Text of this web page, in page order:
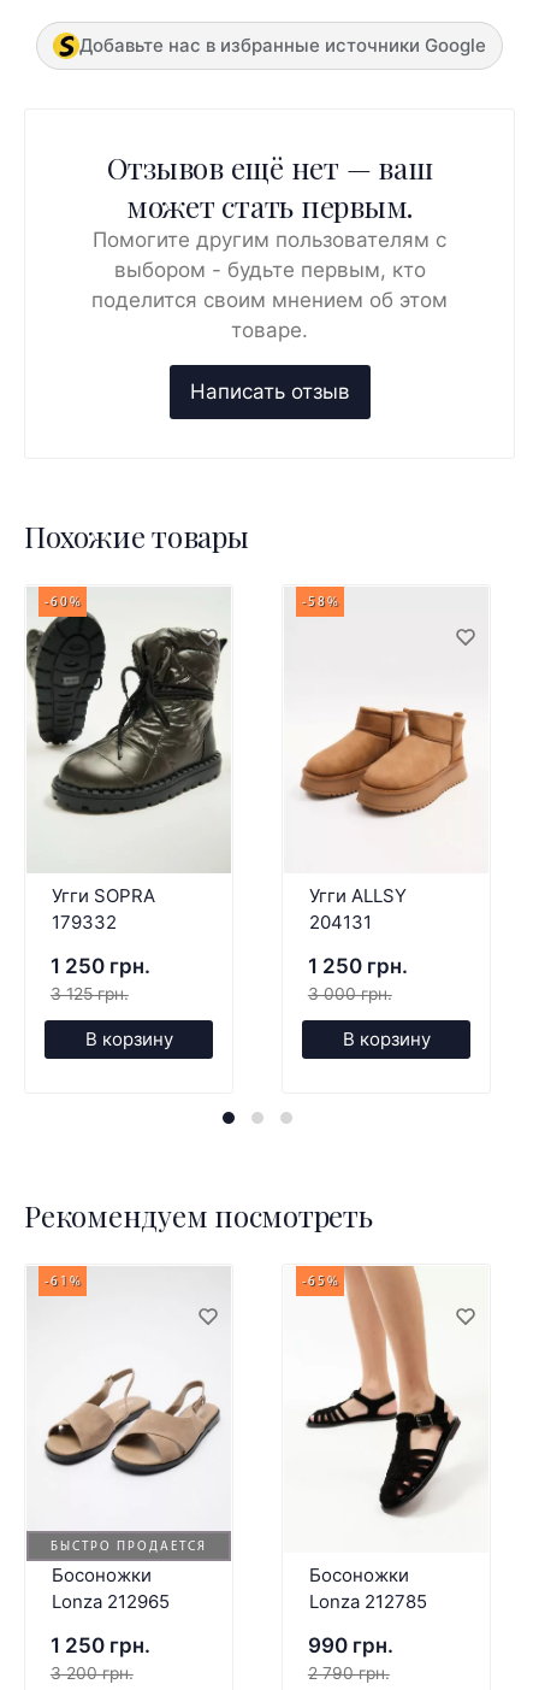
Добавьте нас в избранные источники Google
Отзывов ещё нет — ваш
может стать первым.
Помогите другим пользователям с
выбором - будьте первым, кто
поделится своим мнением об этом
товаре.
Похожие товары
-60%
Угги SOPRA
179332
1 250 грн.
3 125 грн.
В корзину
-58%
Угги ALLSY
204131
1 250 грн.
3 000 грн.
В корзину
Рекомендуем посмотреть
БЫСТРО ПРОДАЕТСЯ
-61%
Босоножки
Lonza 212965
1 250 грн.
3 200 грн.
-65%
Босоножки
Lonza 212785
990 грн.
2 790 грн.